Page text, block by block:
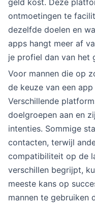
ontmoetingen te
dezelfde doelen en
apps hangt meer af
je profiel dan van het
Voor mannen die op
de keuze van een
Verschillende
doelgroepen aan en
intenties. Sommige
contacten, terwijl
compatibiliteit op de
verschillen begrijpt,
meeste kans op
mannen te gebruiken